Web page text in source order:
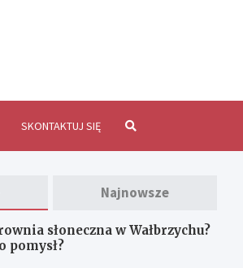
SKONTAKTUJ SIĘ
Najnowsze
słoneczna w Wałbrzychu?
pomysł?